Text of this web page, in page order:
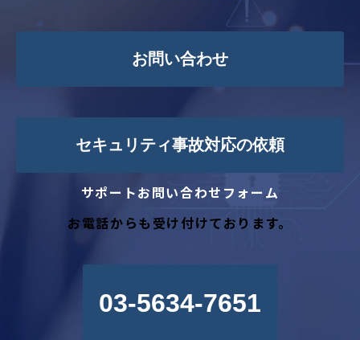
お問い合わせ
セキュリティ事故対応の依頼
サポートお問い合わせフォーム
お電話からも受け付けております。
03-5634-7651